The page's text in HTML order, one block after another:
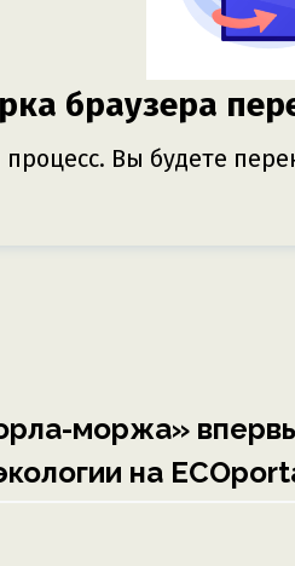
моржа»
на